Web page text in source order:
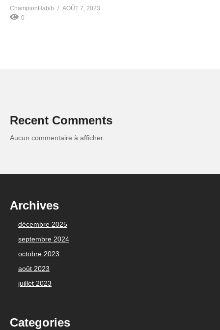
ChampionHabib
AOÛT 7, 2023
0
Recent Comments
Aucun commentaire à afficher.
Archives
décembre 2025
septembre 2024
octobre 2023
août 2023
juillet 2023
Categories